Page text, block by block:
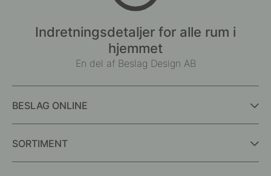
Indretningsdetaljer for alle rum i
hjemmet
En del af Beslag Design AB
BESLAG ONLINE
SORTIMENT